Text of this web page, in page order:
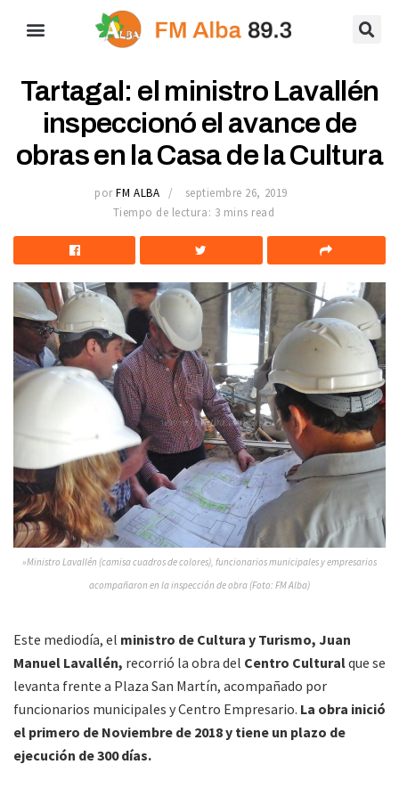
Tartagal: el ministro Lavallén
inspeccionó el avance de
obras en la Casa de la Cultura
por FM ALBA
septiembre 26, 2019
Tiempo de lectura: 3 mins read
»Ministro Lavallén (camisa cuadros de colores), funcionarios municipales y empresarios
acompañaron en la inspección de obra (Foto: FM Alba)
Este mediodía, el ministro de Cultura y Turismo, Juan
Manuel Lavallén, recorrió la obra del Centro Culturalque se
levanta frente a Plaza San Martín, acompañado por
funcionarios municipales y Centro Empresario. La obra inició
el primero de Noviembre de 2018 y tiene un plazo de
ejecución de 300 días.